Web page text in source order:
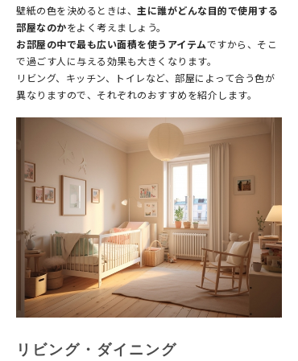
壁紙の色を決めるときは、 主に誰がどんな目的で使用する
部屋なのかをよく考えましょう。
お部屋の中で最も広い面積を使うアイテムですから、そこ
で過ごす人に与える効果も大きくなります。
リビング、キッチン、トイレなど、部屋によって合う色が
異なりますので、それぞれのおすすめを紹介します。
リビング・ダイニング